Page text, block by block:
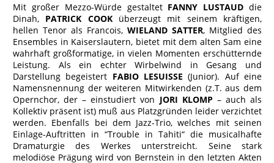
Mit großer Mezzo-Würde gestaltet FANNY LUSTAUD die
Dinah, PATRICK COOKüberzeugt mit seinem kräftigen,
hellen Tenor als Francois, WIELAND SATTER, Mitglied des
Ensembles in Kaiserslautern, bietet mit dem alten Sam eine
wahrhaft großformatige, in vielen Momenten erschütternde
Leistung. Als ein echter Wirbelwind in Gesang und
Darstellung begeistert FABIO LESUISSE (Junior). Auf eine
Namensnennung der weiteren Mitwirkenden (z.T. aus dem
Opernchor, der – einstudiert von JORI KLOMP – auch als
Kollektiv präsent ist) muß aus Platzgründen leider verzichtet
werden. Ebenfalls bei dem Jazz-Trio, welches mit seinen
Einlage-Auftritten in “Trouble in Tahiti“ die musicalhafte
Dramaturgie des Werkes unterstreicht. Seine stark
melodiöse Prägung wird von Bernstein in den letzten Akten